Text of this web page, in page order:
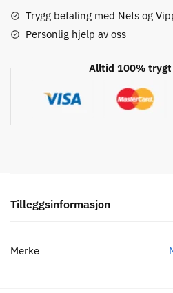
Trygg betaling med Nets og
Personlig hjelp av oss
Alltid 100% trygt
Tilleggsinformasjon
Merke